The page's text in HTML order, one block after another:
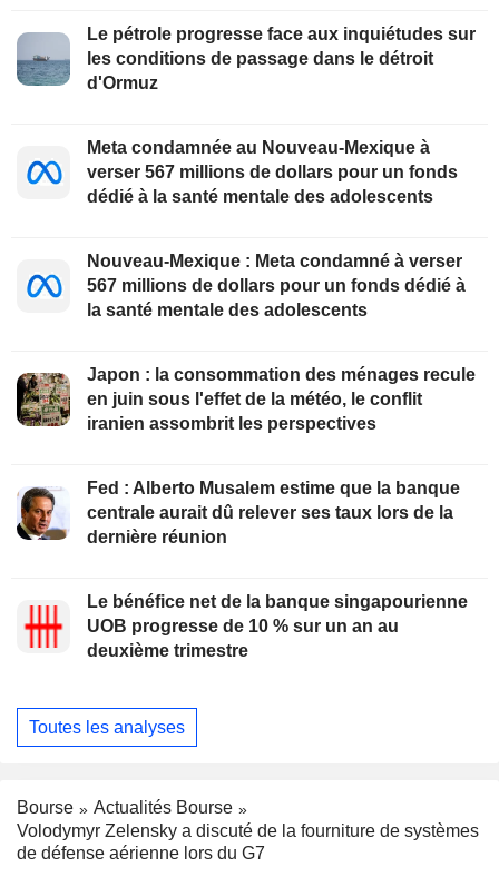
Le pétrole progresse face aux inquiétudes sur
les conditions de passage dans le détroit
d'Ormuz
Meta condamnée au Nouveau-Mexique à
verser 567 millions de dollars pour un fonds
dédié à la santé mentale des adolescents
Nouveau-Mexique : Meta condamné à verser
567 millions de dollars pour un fonds dédié à
la santé mentale des adolescents
Japon : la consommation des ménages recule
en juin sous l'effet de la météo, le conflit
iranien assombrit les perspectives
Fed : Alberto Musalem estime que la banque
centrale aurait dû relever ses taux lors de la
dernière réunion
Le bénéfice net de la banque singapourienne
UOB progresse de 10 % sur un an au
deuxième trimestre
Toutes les analyses
Bourse
Actualités Bourse
Volodymyr Zelensky a discuté de la fourniture de systèmes
de défense aérienne lors du G7